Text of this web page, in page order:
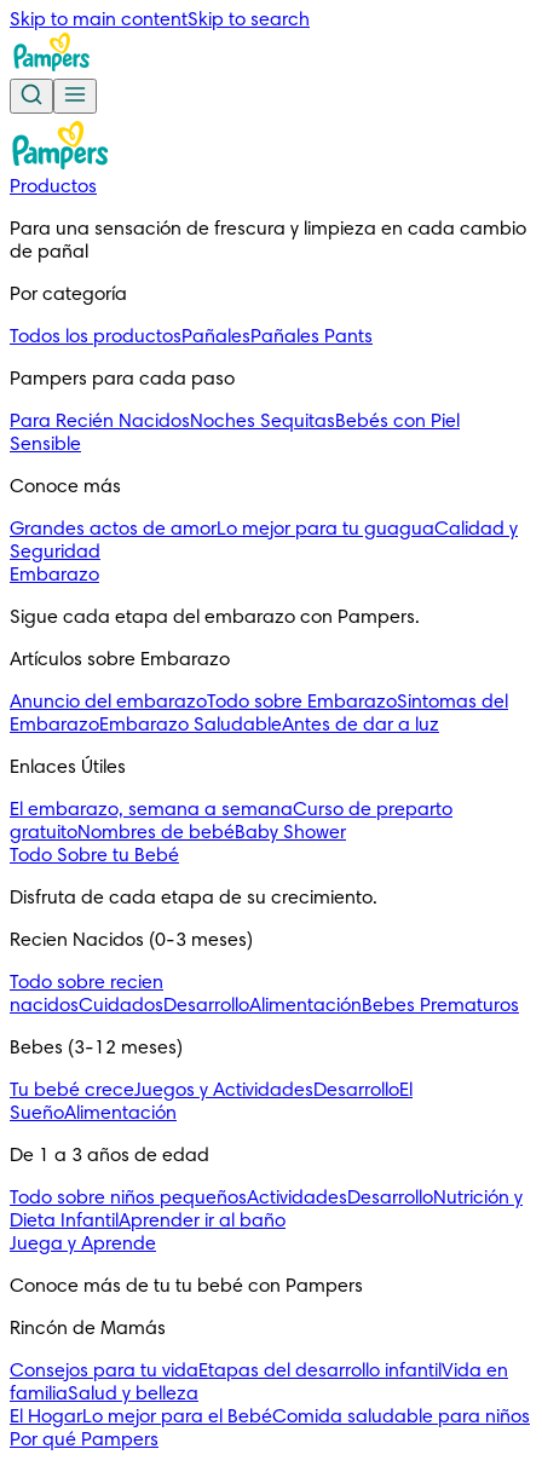
Skip to main contentSkip to search
Productos
Para una sensación de frescura y limpieza en cada cambio
de pañal
Por categoría
Todos los productosPañalesPañales Pants
Pampers para cada paso
Para Recién NacidosNoches SequitasBebés con Piel
Sensible
Conoce más
Grandes actos de amorLo mejor para tu guaguaCalidad y
Seguridad
Embarazo
Sigue cada etapa del embarazo con Pampers.
Artículos sobre Embarazo
Anuncio del embarazoTodo sobre EmbarazoSintomas del
EmbarazoEmbarazo SaludableAntes de dar a luz
Enlaces Útiles
El embarazo, semana a semanaCurso de preparto
gratuitoNombres de bebéBaby Shower
Todo Sobre tu Bebé
Disfruta de cada etapa de su crecimiento.
Recien Nacidos (0-3 meses)
Todo sobre recien
nacidosCuidadosDesarrolloAlimentaciónBebes Prematuros
Bebes (3-12 meses)
Tu bebé creceJuegos y ActividadesDesarrolloEl
SueñoAlimentación
De 1 a 3 años de edad
Todo sobre niños pequeñosActividadesDesarrolloNutrición y
Dieta InfantilAprender ir al baño
Juega y Aprende
Conoce más de tu tu bebé con Pampers
Rincón de Mamás
Consejos para tu vidaEtapas del desarrollo infantilVida en
familiaSalud y belleza
El HogarLo mejor para el BebéComida saludable para niños
Por qué Pampers